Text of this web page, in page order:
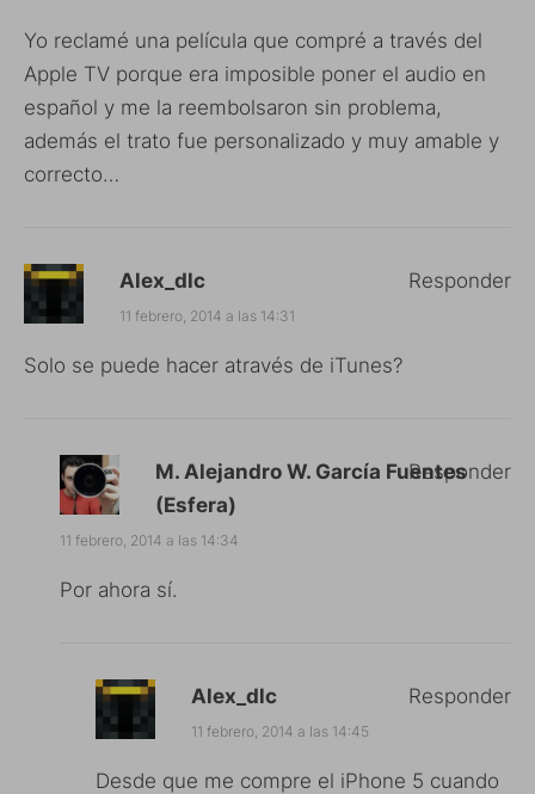
Yo reclamé una película que compré a través del
Apple TV porque era imposible poner el audio en
español y me la reembolsaron sin problema,
además el trato fue personalizado y muy amable y
correcto…
Alex_dlc
11 febrero, 2014 a las 14:31
Solo se puede hacer através de iTunes?
Responder
M. Alejandro W. García Fuentes
(Esfera)
11 febrero, 2014 a las 14:34
Por ahora sí.
Responder
Alex_dlc
11 febrero, 2014 a las 14:45
Desde que me compre el iPhone 5 cuando
Responder